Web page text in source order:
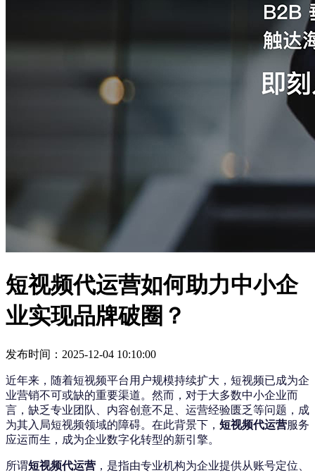
短视频代运营如何助力中小企
业实现品牌破圈？
发布时间：2025-12-04 10:10:00
近年来，随着短视频平台用户规模持续扩大，短视频已成为企
业营销不可或缺的重要渠道。然而，对于大多数中小企业而
言，缺乏专业团队、内容创意不足、运营经验匮乏等问题，成
为其入局短视频领域的障碍。在此背景下， 短视频代运营服务
应运而生，成为企业数字化转型的新引擎。
所谓短视频代运营 ，是指由专业机构为企业提供从账号定位、